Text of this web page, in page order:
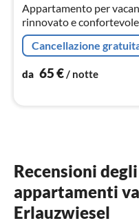
Appartamento per
rinnovato e
piscina, piscina all'aperto
Cancellazione
da 65€ / notte
Recensioni
appartamenti
Erlauzwiesel